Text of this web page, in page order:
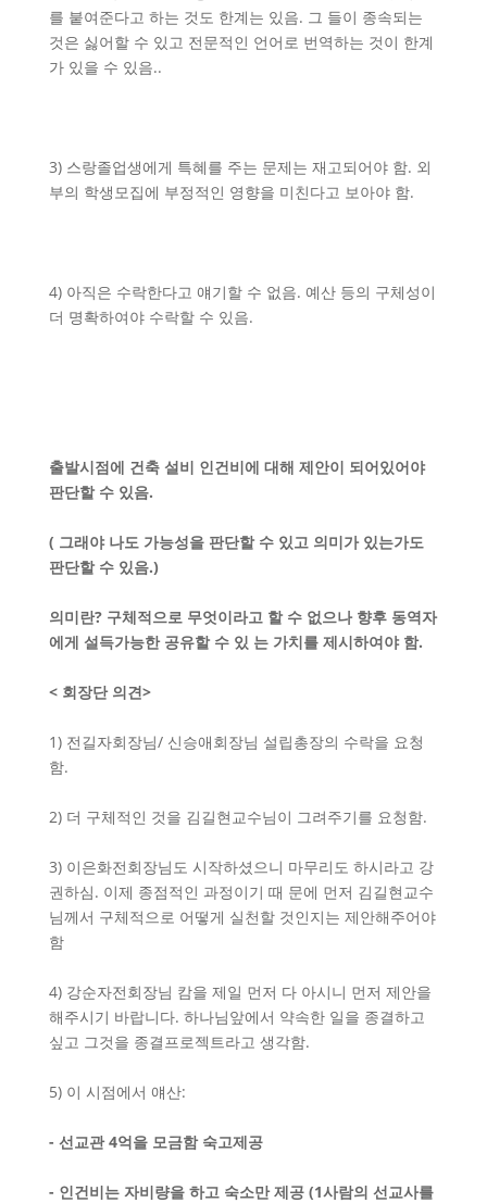
를 붙여준다고 하는 것도 한계는 있음. 그 들이 종속되는
것은 싫어할 수 있고 전문적인 언어로 번역하는 것이 한계
가 있을 수 있음..
3) 스랑졸업생에게 특혜를 주는 문제는 재고되어야 함. 외
부의 학생모집에 부정적인 영향을 미친다고 보아야 함.
4) 아직은 수락한다고 얘기할 수 없음. 예산 등의 구체성이
더 명확하여야 수락할 수 있음.
출발시점에 건축 설비 인건비에 대해 제안이 되어있어야
판단할 수 있음.
( 그래야 나도 가능성을 판단할 수 있고 의미가 있는가도
판단할 수 있음.)
의미란? 구체적으로 무엇이라고 할 수 없으나 향후 동역자
에게 설득가능한 공유할 수 있 는 가치를 제시하여야 함.
< 회장단 의견>
1) 전길자회장님/ 신승애회장님 설립총장의 수락을 요청
함.
2) 더 구체적인 것을 김길현교수님이 그려주기를 요청함.
3) 이은화전회장님도 시작하셨으니 마무리도 하시라고 강
권하심. 이제 종점적인 과정이기 때 문에 먼저 김길현교수
님께서 구체적으로 어떻게 실천할 것인지는 제안해주어야
함
4) 강순자전회장님 캄을 제일 먼저 다 아시니 먼저 제안을
해주시기 바랍니다. 하나님앞에서 약속한 일을 종결하고
싶고 그것을 종결프로젝트라고 생각함.
5) 이 시점에서 얘산:
- 선교관4억을 모금함 숙고제공
- 인건비는 자비량을 하고 숙소만 제공 (1사람의 선교사를